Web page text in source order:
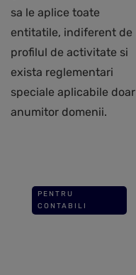
sa le aplice toate
entitatile, indiferent de
profilul de activitate si
exista reglementari
speciale aplicabile doar
anumitor domenii.
PENTRU
CONTABILI